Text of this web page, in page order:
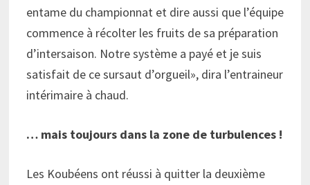
entame du championnat et dire aussi que l’équipe
commence à récolter les fruits de sa préparation
d’intersaison. Notre système a payé et je suis
satisfait de ce sursaut d’orgueil», dira l’entraineur
intérimaire à chaud.
… mais toujours dans la zone de turbulences !
Les Koubéens ont réussi à quitter la deuxième